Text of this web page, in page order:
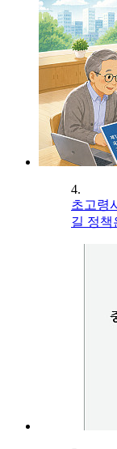
4.
초고령
길 정책